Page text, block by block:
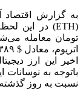
به گزارش اقتصاد
تومان معامله
نسبت به روز گذشته ۳.۵۷% کاهش یافته است.